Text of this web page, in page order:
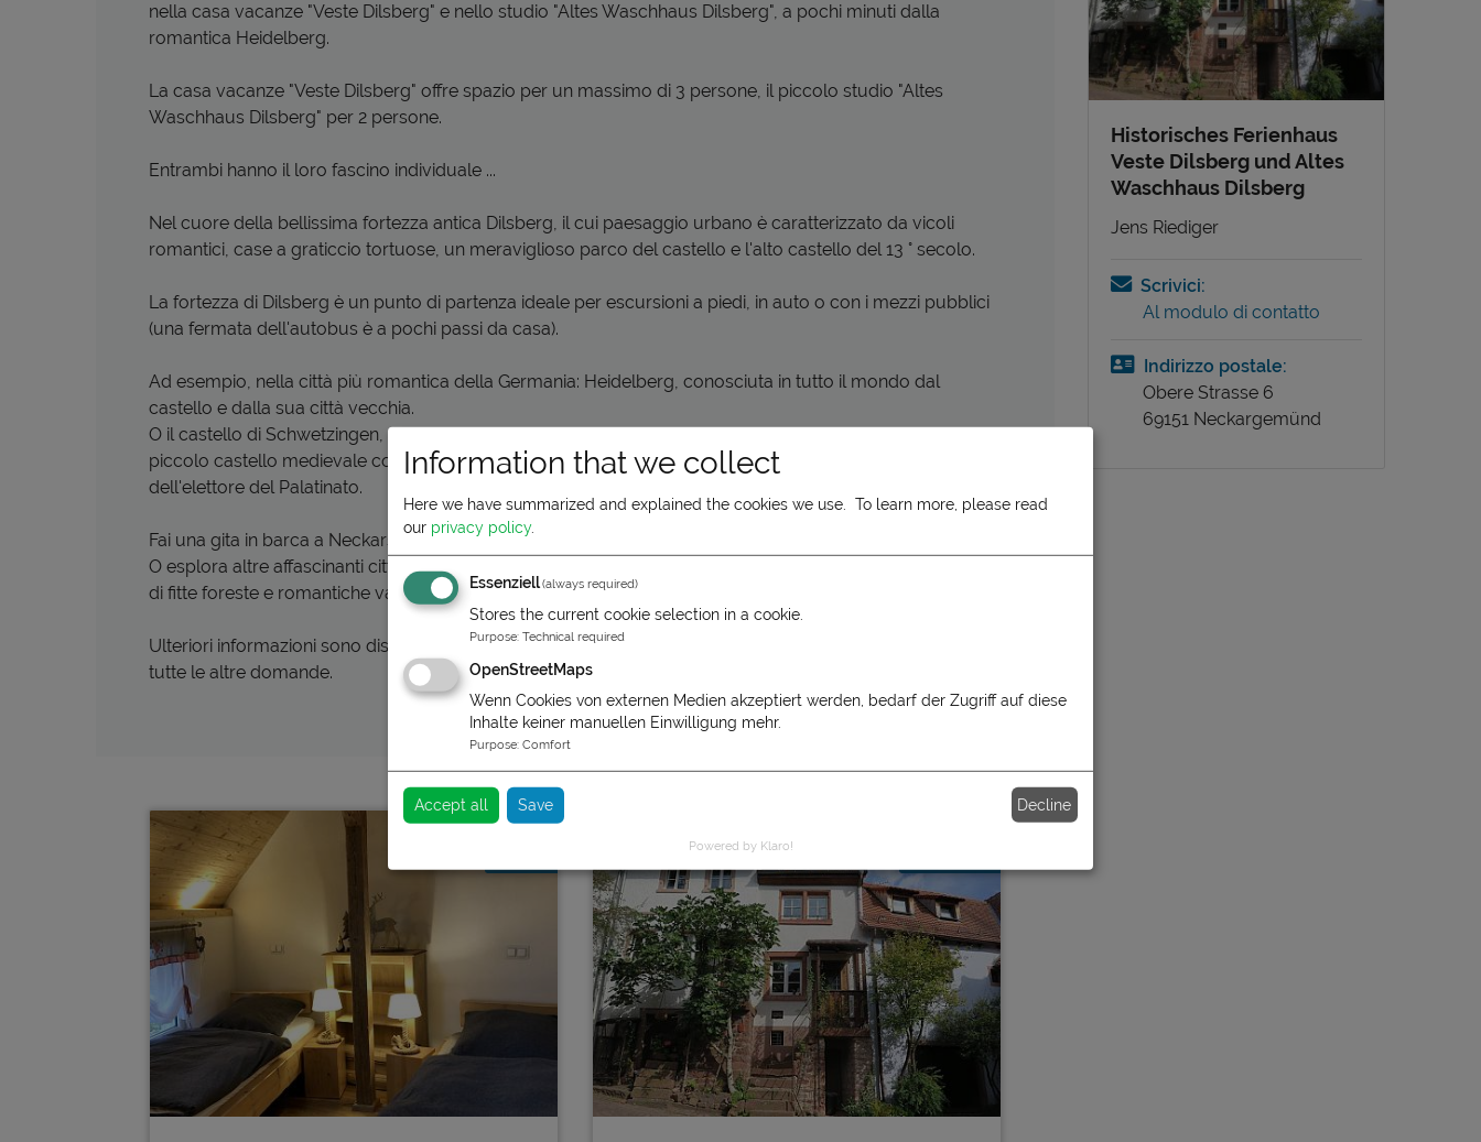
nella casa vacanze "Veste Dilsberg" e nello studio "Altes Waschhaus Dilsberg", a pochi minuti dalla
romantica Heidelberg.
La casa vacanze "Veste Dilsberg" offre spazio per un massimo di 3 persone, il piccolo studio "Altes
Waschhaus Dilsberg" per 2 persone.
Entrambi hanno il loro fascino individuale ...
Nel cuore della bellissima fortezza antica Dilsberg, il cui paesaggio urbano è caratterizzato da vicoli
romantici, case a graticcio tortuose, un meraviglioso parco del castello e l'alto castello del 13 ° secolo.
La fortezza di Dilsberg è un punto di partenza ideale per escursioni a piedi, in auto o con i mezzi pubblici
(una fermata dell'autobus è a pochi passi da casa).
Ad esempio, nella città più romantica della Germania: Heidelberg, conosciuta in tutto il mondo dal
castello e dalla sua città vecchia.
O il castello di Schwetzingen, un insieme unico composto da castello e giardino del castello. Da un
piccolo castello medievale con fossato fu costruito nel 18 ° secolo, la pittoresca residenza estiva
dell'elettore del Palatinato.
Fai una gita in barca a Neckarsteinach con i suoi quattro castelli ...
O esplora altre affascinanti città e villaggi lungo la valle del Neckar, in un paesaggio quasi incontaminato
di fitte foreste e romantiche valli fluviali ...
Ulteriori informazioni sono disponibili nelle pagine seguenti. Siamo felici di rispondere personalmente a
tutte le altre domande.
Historisches Ferienhaus
Veste Dilsberg und Altes
Waschhaus Dilsberg
Jens Riediger
Scrivici:
Al modulo di contatto
Indirizzo postale:
Obere Strasse 6
69151 Neckargemünd
Information that we collect
Here we have summarized and explained the cookies we use.
To learn more, please read
our privacy policy.
Essenziell(always required)
Stores the current cookie selection in a cookie.
Purpose: Technical required
OpenStreetMaps
Wenn Cookies von externen Medien akzeptiert werden, bedarf der Zugriff auf diese
Inhalte keiner manuellen Einwilligung mehr.
Purpose: Comfort
Accept all Save Decline
Powered by Klaro!